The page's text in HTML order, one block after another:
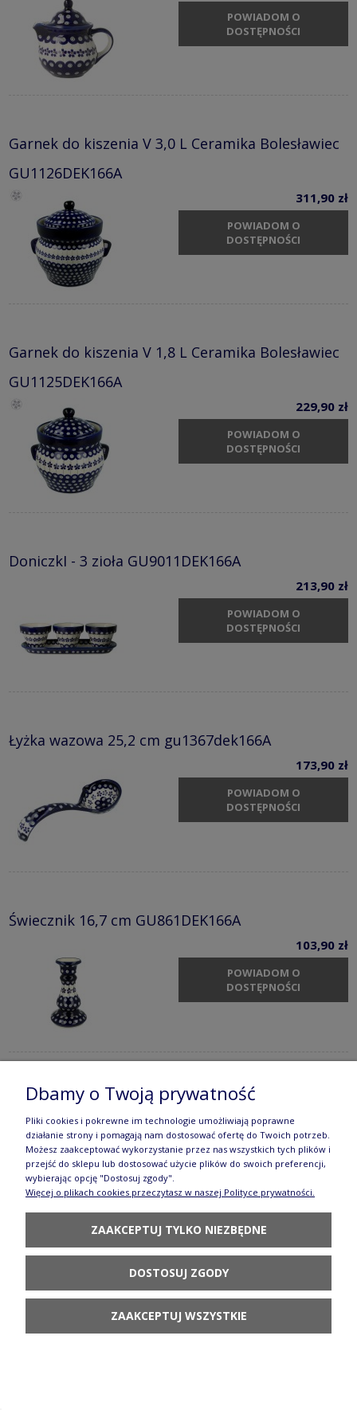
POWIADOM O
DOSTĘPNOŚCI
Garnek do kiszenia V 3,0 L Ceramika Bolesławiec
GU1126DEK166A
311,90 zł
POWIADOM O
DOSTĘPNOŚCI
Garnek do kiszenia V 1,8 L Ceramika Bolesławiec
GU1125DEK166A
229,90 zł
POWIADOM O
DOSTĘPNOŚCI
DoniczkI - 3 zioła GU9011DEK166A
213,90 zł
POWIADOM O
DOSTĘPNOŚCI
Łyżka wazowa 25,2 cm gu1367dek166A
173,90 zł
POWIADOM O
DOSTĘPNOŚCI
Świecznik 16,7 cm GU861DEK166A
103,90 zł
POWIADOM O
DOSTĘPNOŚCI
Talerz- tacka do sushi 22,0x15,2 cm
GU2022DEK166A
106,90 zł
Lampion domek GU1847DEK166A
257,90 zł
Dbamy o Twoją prywatność
Pliki cookies i pokrewne im technologie umożliwiają poprawne
działanie strony i pomagają nam dostosować ofertę do Twoich potrzeb.
Możesz zaakceptować wykorzystanie przez nas wszystkich tych plików i
przejść do sklepu lub dostosować użycie plików do swoich preferencji,
wybierając opcję "Dostosuj zgody".
Więcej o plikach cookies przeczytasz w naszej Polityce prywatności.
ZAAKCEPTUJ TYLKO NIEZBĘDNE
DOSTOSUJ ZGODY
ZAAKCEPTUJ WSZYSTKIE